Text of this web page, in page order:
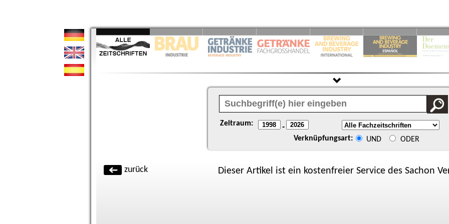
Zeitraum: -
Verknüpfungsart: UND ODER
zurück Dieser Artikel ist ein kostenfreier Service des Sachon